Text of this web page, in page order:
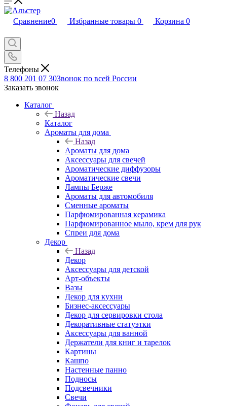
Сравнение0 Избранные товары 0 Корзина 0
Телефоны
8 800 201 07 30Звонок по всей России
Заказать звонок
Каталог
Назад
Каталог
Ароматы для дома
Назад
Ароматы для дома
Аксессуары для свечей
Ароматические диффузоры
Ароматические свечи
Лампы Берже
Ароматы для автомобиля
Сменные ароматы
Парфюмированная керамика
Парфюмированное мыло, крем для рук
Спреи для дома
Декор
Назад
Декор
Аксессуары для детской
Арт-объекты
Вазы
Декор для кухни
Бизнес-аксессуары
Декор для сервировки стола
Декоративные статуэтки
Аксессуары для ванной
Держатели для книг и тарелок
Картины
Кашпо
Настенные панно
Подносы
Подсвечники
Свечи